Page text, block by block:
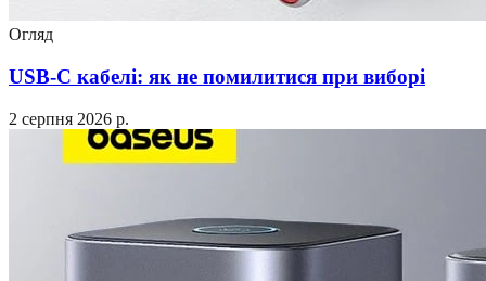
Огляд
USB-C кабелі: як не помилитися при виборі
2 серпня 2026 р.